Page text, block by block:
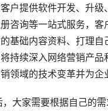
户提供软件开发、升
咨询等一站式服务，
基础内容资料、打理
持续深入网络营销产
领域的技术变革并为企
大家需要根据自己的